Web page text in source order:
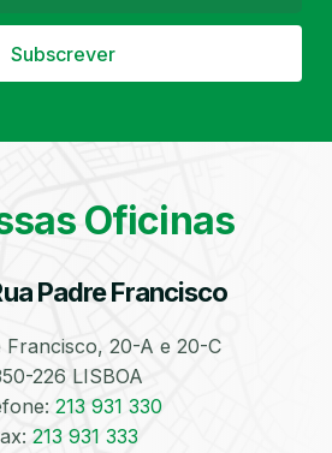
Subscrever
Oficinas
Padre Francisco
Francisco, 20-A e 20-C
226 LISBOA
213 931 330
213 931 333
Óleos
Higienização e
Automóvel